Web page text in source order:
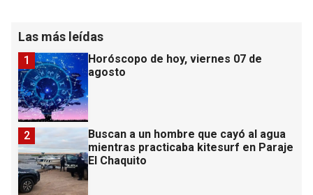
Las más leídas
Horóscopo de hoy, viernes 07 de
agosto
1
Buscan a un hombre que cayó al agua
mientras practicaba kitesurf en Paraje
El Chaquito
2